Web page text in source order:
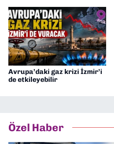
Avrupa’daki gaz krizi İzmir’i
de etkileyebilir
Özel Haber